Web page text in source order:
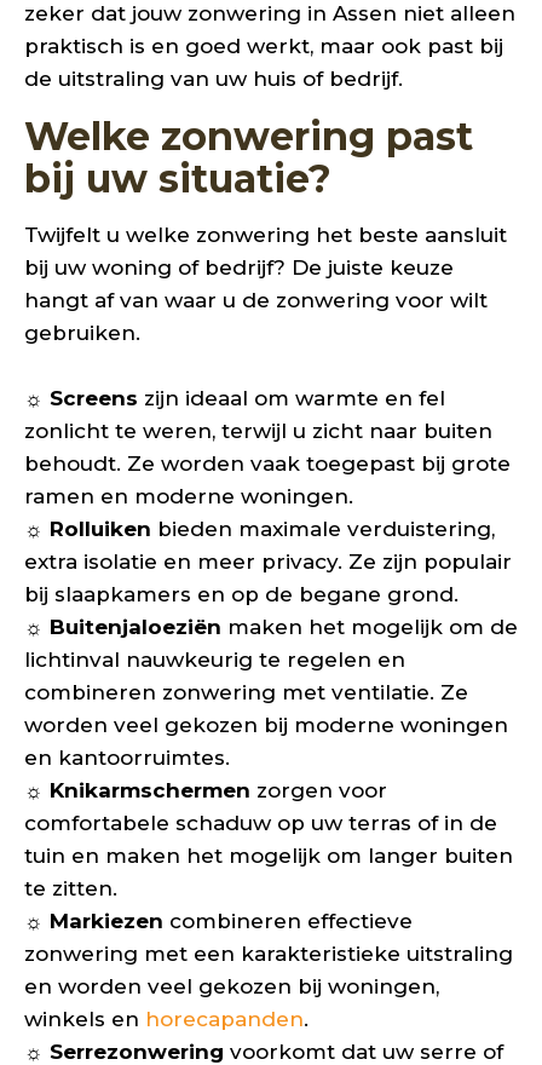
zeker dat jouw zonwering in Assen niet alleen
praktisch is en goed werkt, maar ook past bij
de uitstraling van uw huis of bedrijf.
Welke zonwering past
bij uw situatie?
Twijfelt u welke zonwering het beste aansluit
bij uw woning of bedrijf? De juiste keuze
hangt af van waar u de zonwering voor wilt
gebruiken.
☼ Screens zijn ideaal om warmte en fel
zonlicht te weren, terwijl u zicht naar buiten
behoudt. Ze worden vaak toegepast bij grote
ramen en moderne woningen.
☼ Rolluiken bieden maximale verduistering,
extra isolatie en meer privacy. Ze zijn populair
bij slaapkamers en op de begane grond.
☼ Buitenjaloeziën maken het mogelijk om de
lichtinval nauwkeurig te regelen en
combineren zonwering met ventilatie. Ze
worden veel gekozen bij moderne woningen
en kantoorruimtes.
☼ Knikarmschermen zorgen voor
comfortabele schaduw op uw terras of in de
tuin en maken het mogelijk om langer buiten
te zitten.
☼ Markiezen combineren effectieve
zonwering met een karakteristieke uitstraling
en worden veel gekozen bij woningen,
winkels en horecapanden.
☼ Serrezonwering voorkomt dat uw serre of